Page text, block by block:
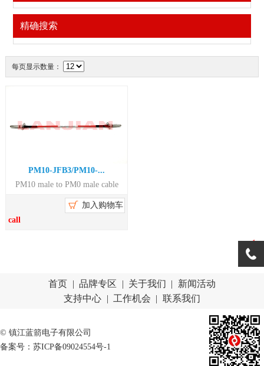
精确搜索
每页显示数量：
PM10-JFB3/PM10-...
PM10 male to PM0 male cable
assembly with red cable
加入购物车
call
1
首页 | 品牌专区 | 关于我们 |
新闻活动
支持中心 | 工作机会 | 联系我们
© 镇江蓝箭电子有限公司
备案号：苏ICP备09024554号-1